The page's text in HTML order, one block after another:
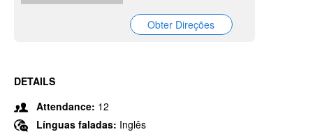
Obter Direções
DETAILS
Attendance: 12
Línguas faladas: Inglês